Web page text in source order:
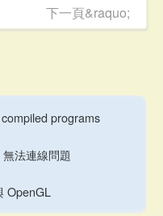
下一頁&raquo;
programs
法連線問題
OpenGL